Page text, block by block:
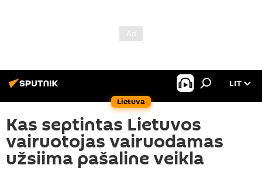
Lietuva
LIT
Kas septintas Lietuvos
vairuotojas vairuodamas
užsiima pašaline veikla